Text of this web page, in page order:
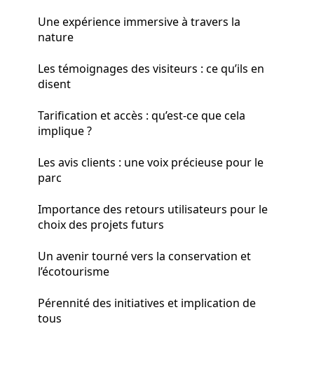
Une expérience immersive à travers la
nature
Les témoignages des visiteurs : ce qu’ils en
disent
Tarification et accès : qu’est-ce que cela
implique ?
Les avis clients : une voix précieuse pour le
parc
Importance des retours utilisateurs pour le
choix des projets futurs
Un avenir tourné vers la conservation et
l’écotourisme
Pérennité des initiatives et implication de
tous